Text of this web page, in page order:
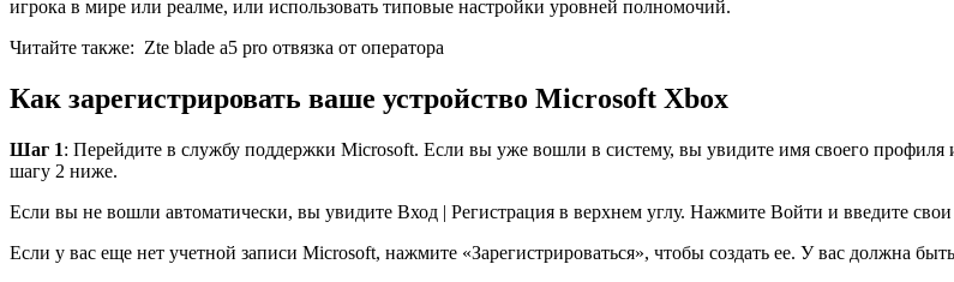
игрока в мире или реалме, или использовать типовые настройки уровней полномочий.
Читайте также: Zte blade a5 pro отвязка от оператора
Как зарегистрировать ваше устройство Microsoft Xbox
Шаг 1: Перейдите в службу поддержки Microsoft. Если вы уже вошли в систему, вы увидите имя своего
шагу 2 ниже.
Если вы не вошли автоматически, вы увидите Вход | Регистрация в верхнем углу. Нажмите Войти и введите
Если у вас еще нет учетной записи Microsoft, нажмите «Зарегистрироваться», чтобы создать ее. У вас должна